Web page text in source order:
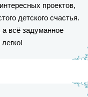
проектов,
детского счастья.
а всё задуманное